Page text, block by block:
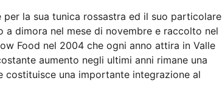
la sua tunica rossastra ed il suo particolare
dimora nel mese di novembre e raccolto nel
Food nel 2004 che ogni anno attira in Valle
aumento negli ultimi anni rimane una
una importante integrazione al